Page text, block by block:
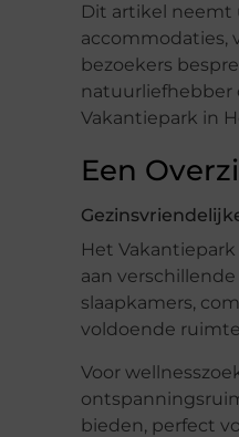
Dit artikel neemt
accommodaties,
bezoekers
natuurliefhebber
Vakantiepark in
Een
Het
aan
slaapkamers,
voldoende
Voor
bieden, perfect